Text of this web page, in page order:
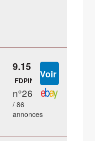
9.15 €
FDPIN
n°26
/ 86
annonces